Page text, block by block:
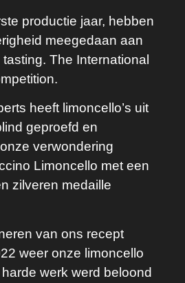
productie jaar, hebben
meegedaan aan
The International
heeft limoncello’s uit
geproefd en
verwondering
Limoncello met een
zilveren medaille
van ons recept
weer onze limoncello
werk werd beloond